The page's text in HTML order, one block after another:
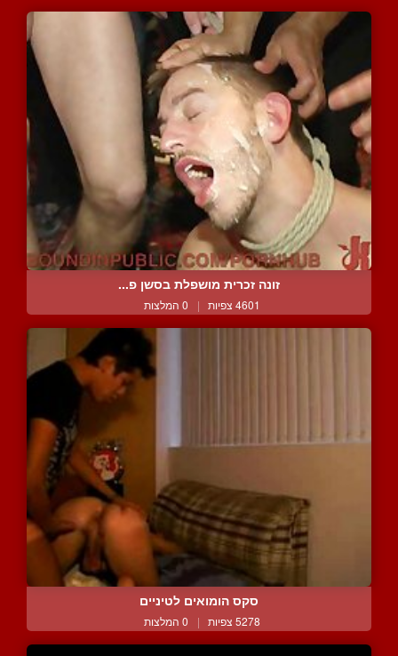
זונה זכרית מושפלת בסשן פ...
4601 צפיות | 0 המלצות
סקס הומואים לטיניים
5278 צפיות | 0 המלצות